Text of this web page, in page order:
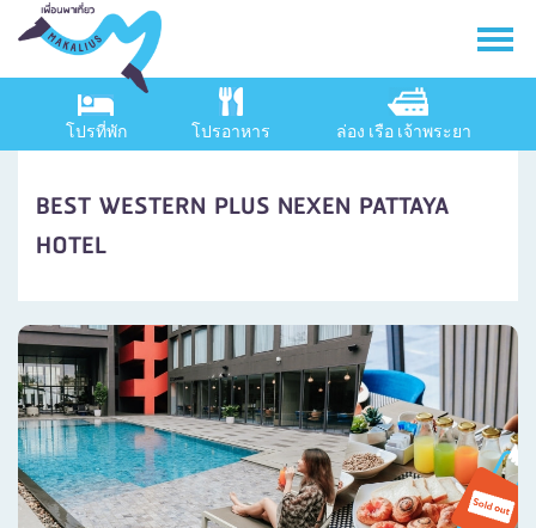
โปรที่พัก โปรอาหาร ล่อง เรือ เจ้าพระยา
BEST WESTERN PLUS NEXEN PATTAYA
HOTEL